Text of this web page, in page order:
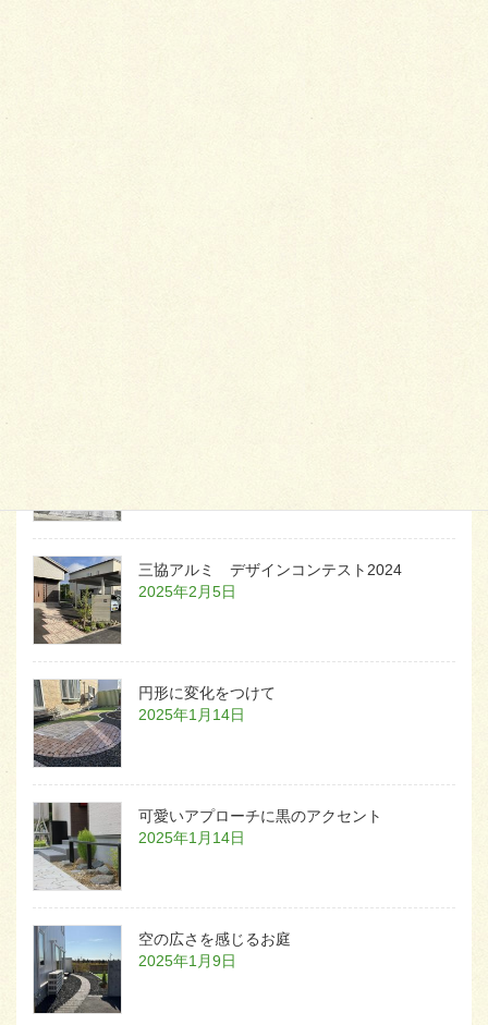
三協アルミ デザインコンテスト2024
2025年2月5日
円形に変化をつけて
2025年1月14日
可愛いアプローチに黒のアクセント
2025年1月14日
空の広さを感じるお庭
2025年1月9日